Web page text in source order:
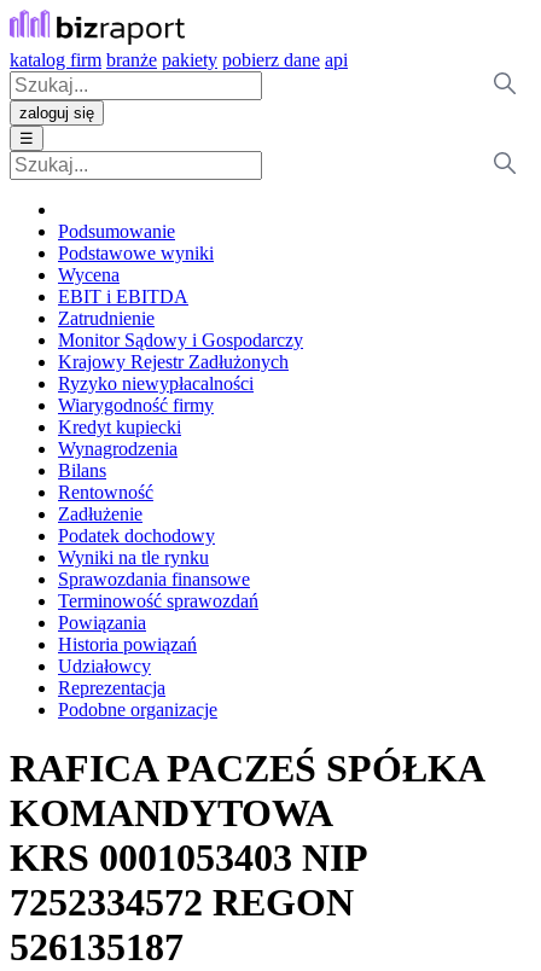
katalog firm branże pakiety pobierz dane api
zaloguj się
☰
Podsumowanie
Podstawowe wyniki
Wycena
EBIT i EBITDA
Zatrudnienie
Monitor Sądowy i Gospodarczy
Krajowy Rejestr Zadłużonych
Ryzyko niewypłacalności
Wiarygodność firmy
Kredyt kupiecki
Wynagrodzenia
Bilans
Rentowność
Zadłużenie
Podatek dochodowy
Wyniki na tle rynku
Sprawozdania finansowe
Terminowość sprawozdań
Powiązania
Historia powiązań
Udziałowcy
Reprezentacja
Podobne organizacje
RAFICA PACZEŚ SPÓŁKA
KOMANDYTOWA
KRS 0001053403 NIP
7252334572 REGON
526135187